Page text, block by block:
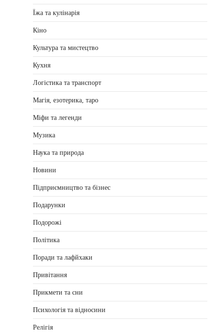
Їжа та кулінарія
Кіно
Культура та мистецтво
Кухня
Логістика та транспорт
Магія, езотерика, таро
Міфи та легенди
Музика
Наука та природа
Новини
Підприємництво та бізнес
Подарунки
Подорожі
Політика
Поради та лафйхаки
Привітання
Прикмети та сни
Психологія та відносини
Релігія